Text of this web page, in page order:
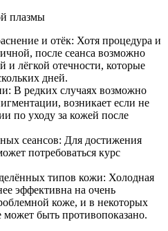
плазмы
и отёк: Хотя процедура и
после сеанса возможно
и лёгкой отечности, которые
дней.
В редких случаях возможно
возникает если не
по уходу за кожей после
сеансов: Для достижения
потребоваться курс
типов кожи: Холодная
эффективна на очень
коже, и в некоторых
может быть противопоказано.